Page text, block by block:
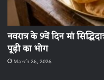
नवरात्र के 9वें दिन मां
पूड़ी का भोग
March 26, 2026